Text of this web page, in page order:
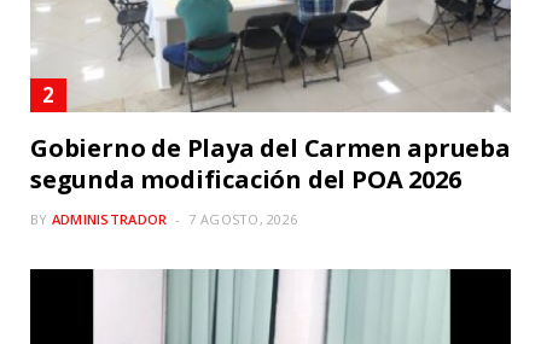
Gobierno de Playa del Carmen aprueba
segunda modificación del POA 2026
BY ADMINISTRADOR 7 AGOSTO, 2026